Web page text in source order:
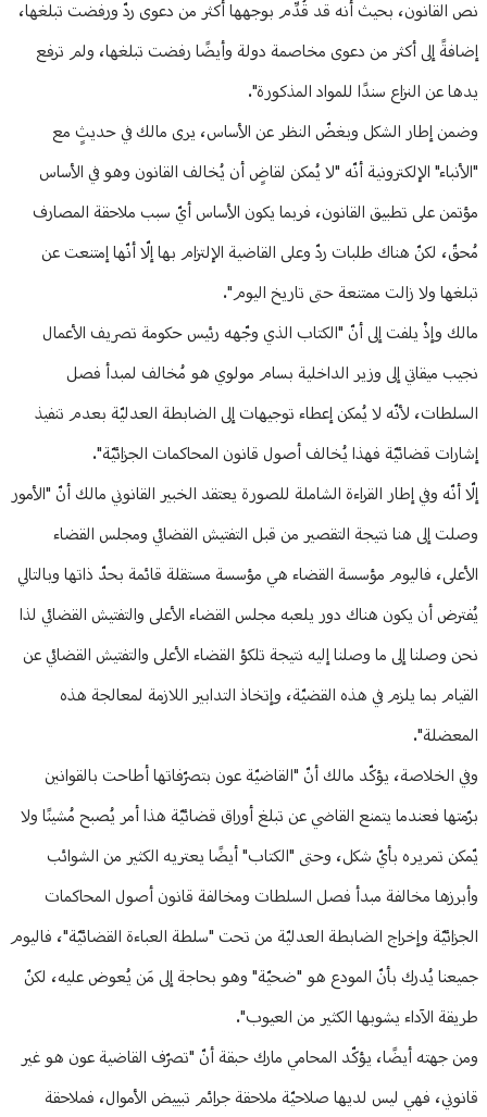
نص القانون، بحيث أنه قد قُدِّم بوجهها أكثر من دعوى ردّ ورفضت تبلغها،
إضافةً إلى أكثر من دعوى مخاصمة دولة وأيضًا رفضت تبلغها، ولم ترفع
يدها عن النزاع سندًا للمواد المذكورة".
وضمن إطار الشكل وبغضّ النظر عن الأساس، يرى مالك في حديثٍ مع
"الأنباء" الإلكترونية أنّه "لا يُمكن لقاضٍ أن يُخالف القانون وهو في الأساس
مؤتمن على تطبيق القانون، فربما يكون الأساس أيّ سبب ملاحقة المصارف
مُحقّ، لكنّ هناك طلبات ردّ وعلى القاضية الإلتزام بها إلّا أنّها إمتنعت عن
تبلغها ولا زالت ممتنعة حتى تاريخ اليوم".
مالك وإذْ يلفت إلى أنّ "الكتاب الذي وجّهه رئيس حكومة تصريف الأعمال
نجيب ميقاتي إلى وزير الداخلية بسام مولوي هو مُخالف لمبدأ فصل
السلطات، لأنّه لا يُمكن إعطاء توجيهات إلى الضابطة العدليّة بعدم تنفيذ
إشارات قضائيّة فهذا يُخالف أصول قانون المحاكمات الجزائيّة".
إلّا أنّه وفي إطار القراءة الشاملة للصورة يعتقد الخبير القانوني مالك أنّ "الأمور
وصلت إلى هنا نتيجة التقصير من قبل التفتيش القضائي ومجلس القضاء
الأعلى، فاليوم مؤسسة القضاء هي مؤسسة مستقلة قائمة بحدّ ذاتها وبالتالي
يُفترض أن يكون هناك دور يلعبه مجلس القضاء الأعلى والتفتيش القضائي لذا
نحن وصلنا إلى ما وصلنا إليه نتيجة تلكؤ القضاء الأعلى والتفتيش القضائي عن
القيام بما يلزم في هذه القضيّة، وإتخاذ التدابير اللازمة لمعالجة هذه
المعضلة".
وفي الخلاصة، يؤكّد مالك أنّ "القاضيّة عون بتصرّفاتها أطاحت بالقوانين
برّمتها فعندما يتمنع القاضي عن تبلغ أوراق قضائيّة هذا أمر يُصبح مُشينًا ولا
يّمكن تمريره بأيّ شكل، وحتى "الكتاب" أيضًا يعتريه الكثير من الشوائب
وأبرزها مخالفة مبدأ فصل السلطات ومخالفة قانون أصول المحاكمات
الجزائيّة وإخراج الضابطة العدليّة من تحت "سلطة العباءة القضائيّة"، فاليوم
جميعنا يُدرك بأنّ المودع هو "ضحيّة" وهو بحاجة إلى مَن يُعوض عليه، لكنّ
طريقة الآداء يشوبها الكثير من العيوب".
ومن جهته أيضًا، يؤكّد المحامي مارك حبقة أنّ "تصرّف القاضية عون هو غير
قانوني، فهي ليس لديها صلاحيّة ملاحقة جرائم تبييض الأموال، فملاحقة